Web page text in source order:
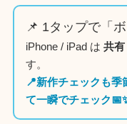
📌 1タップで「
iPhone / iPad は 共
す。
📍新作チェックも
て一瞬でチェック